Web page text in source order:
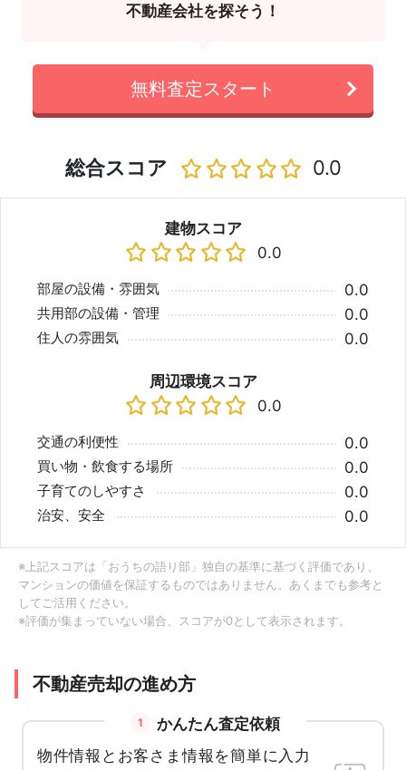
不動産会社を探そう！
無料査定スタート
総合スコア 0.0
建物スコア
0.0
部屋の設備・雰囲気 0.0
共用部の設備・管理 0.0
住人の雰囲気 0.0
周辺環境スコア
0.0
交通の利便性 0.0
買い物・飲食する場所 0.0
子育てのしやすさ 0.0
治安、安全 0.0
※上記スコアは「おうちの語り部」独自の基準に基づく評価であり、
マンションの価値を保証するものではありません。あくまでも参考と
してご活用ください。
※評価が集まっていない場合、スコアが0として表示されます。
不動産売却の進め方
1
かんたん査定依頼
物件情報とお客さま情報を簡単に入力